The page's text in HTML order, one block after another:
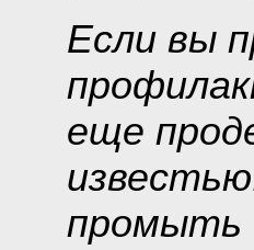
Если вы
еще
промыть